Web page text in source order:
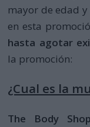
mayor de edad
en esta
hasta agotar
la promoción:
¿Cual es la
The Body Shop